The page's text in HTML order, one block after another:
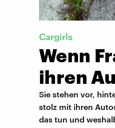
Cargirls
Wenn
ihren
Sie stehen vor,
stolz mit ihren
das tun und